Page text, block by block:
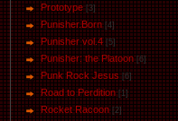
Prototype [3]
Punisher.Born [4]
Punisher vol.4 [5]
Punisher: the Platoon [6]
Punk Rock Jesus [6]
Road to Perdition [1]
Rocket Racoon [2]